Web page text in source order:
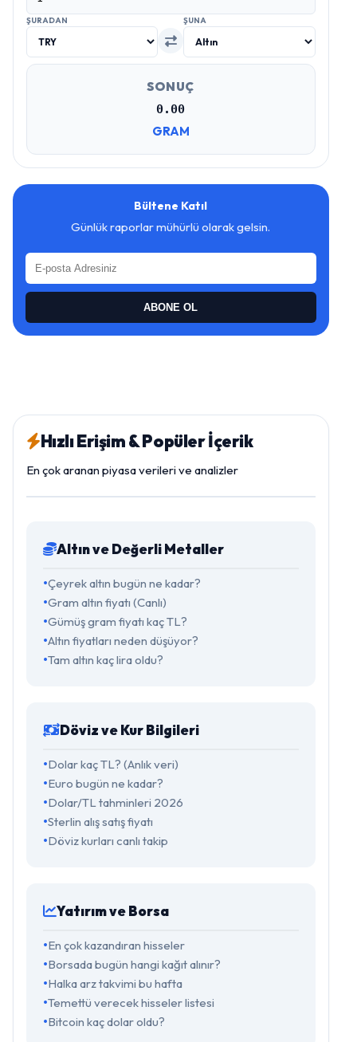
ŞURADAN ŞUNA
SONUÇ
0.00
GRAM
Bültene Katıl
Günlük raporlar mühürlü olarak gelsin.
ABONE OL
Hızlı Erişim & Popüler İçerik
En çok aranan piyasa verileri ve analizler
Altın ve Değerli Metaller
Çeyrek altın bugün ne kadar?
Gram altın fiyatı (Canlı)
Gümüş gram fiyatı kaç TL?
Altın fiyatları neden düşüyor?
Tam altın kaç lira oldu?
Döviz ve Kur Bilgileri
Dolar kaç TL? (Anlık veri)
Euro bugün ne kadar?
Dolar/TL tahminleri 2026
Sterlin alış satış fiyatı
Döviz kurları canlı takip
Yatırım ve Borsa
En çok kazandıran hisseler
Borsada bugün hangi kağıt alınır?
Halka arz takvimi bu hafta
Temettü verecek hisseler listesi
Bitcoin kaç dolar oldu?